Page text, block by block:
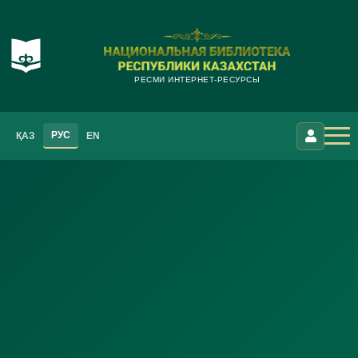
РЕСМИ ИНТЕРНЕТ-РЕСУРСЫ
ҚАЗ РУС EN